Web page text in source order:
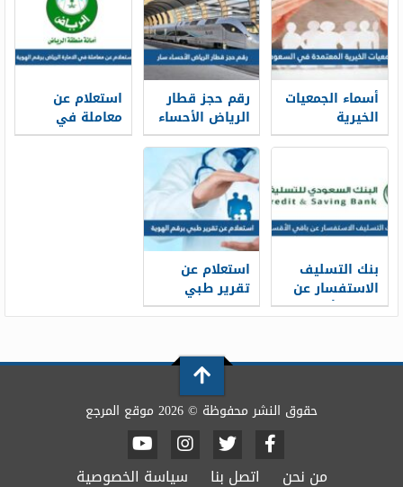
أسماء الجمعيات
الخيرية
المعتمدة في
السعودية
رقم حجز قطار
الرياض الأحساء
سار محطة
القطار الموحد
1448
استعلام عن
معاملة في
الامارة الرياض
بنك التسليف
الاستفسار عن
باقي الأقساط
استعلام عن
تقرير طبي
برقم الهوية
حقوق النشر محفوظة © 2026 موقع المرجع
من نحن اتصل بنا سياسة الخصوصية